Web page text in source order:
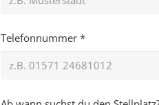
Telefonnummer *